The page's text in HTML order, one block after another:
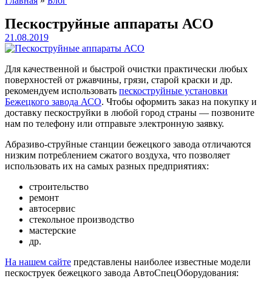
Пескоструйные аппараты АСО
21.08.2019
Для качественной и быстрой очистки практически любых
поверхностей от ржавчины, грязи, старой краски и др.
рекомендуем использовать пескоструйные установки
Бежецкого завода АСО. Чтобы оформить заказ на покупку и
доставку пескоструйки в любой город страны — позвоните
нам по телефону или отправьте электронную заявку.
Абразиво-струйные станции бежецкого завода отличаются
низким потреблением сжатого воздуха, что позволяет
использовать их на самых разных предприятиях:
строительство
ремонт
автосервис
стекольное производство
мастерские
др.
На нашем сайте представлены наиболее известные модели
пескоструек бежецкого завода АвтоСпецОборудования: